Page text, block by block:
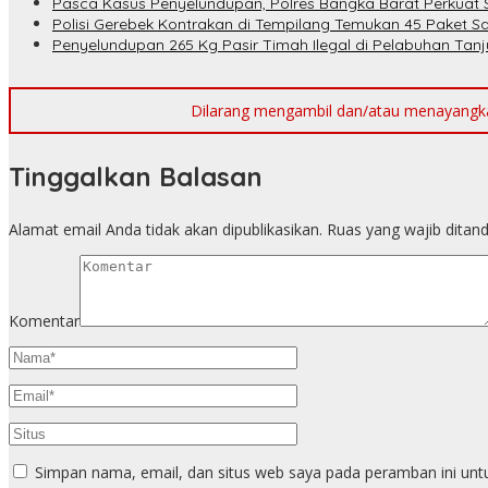
Polisi Gerebek Kontrakan di Tempilang Temukan 45 Paket
Penyelundupan 265 Kg Pasir Timah Ilegal di Pelabuhan
Dilarang mengambil dan/atau
Tinggalkan Balasan
Alamat email Anda tidak akan dipublikasikan. Ruas yang wajib
Komentar
Simpan nama, email, dan situs web saya pada peramban ini